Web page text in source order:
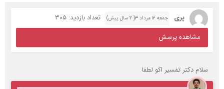
پری جمعه ۱۲ مرداد ۳( 2 سال پیش)
تعداد بازدید: 305
مشاهده پرسش
سلام دکتر تفسیر اکو لطفا